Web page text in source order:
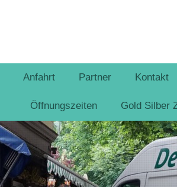
Anfahrt Partner Kontakt
Öffnungszeiten Gold Silber